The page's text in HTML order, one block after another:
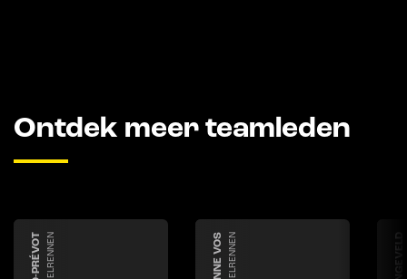
Ontdek meer teamleden
WIELRENNEN WIELRENNEN